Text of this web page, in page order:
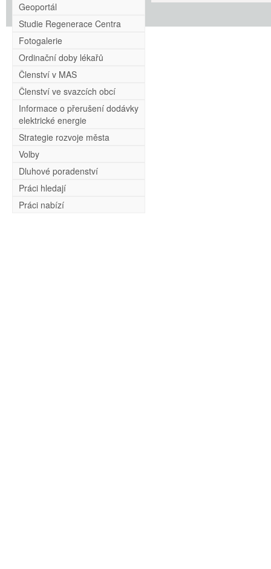
Geoportál
Studie Regenerace Centra
Fotogalerie
Ordinační doby lékařů
Členství v MAS
Členství ve svazcích obcí
Informace o přerušení dodávky
elektrické energie
Strategie rozvoje města
Volby
Dluhové poradenství
Práci hledají
Práci nabízí